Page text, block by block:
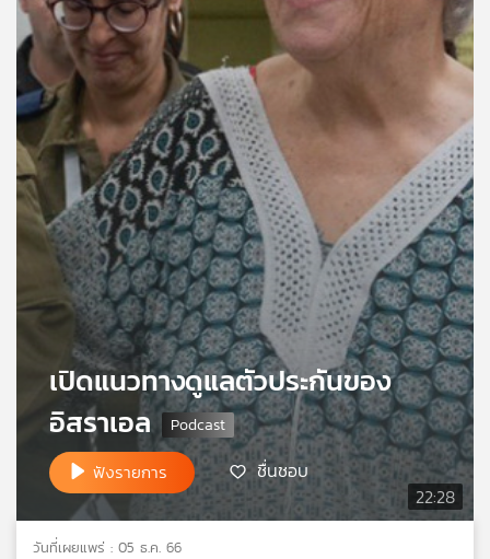
ข่าว
และ
กิจกรรม
เกี่ยว
กับ
ไทย
22:28
เปิดแนวทางดูแลตัวประกันของ
อิสราเอล
ฟังรายการ ชื่นชอบ
วันที่เผยแพร่ : 05 ธ.ค. 66